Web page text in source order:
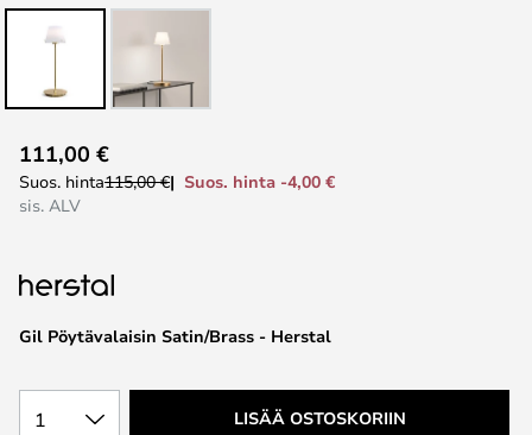
to
the
the
gallery
Gil Pöytävalaisin Satin/Brass - Herstal
111,00 €
Suos. hinta115,00 €
Suos. hinta -4,00 €
sis. ALV
1 LISÄÄ OSTOSKORIIN